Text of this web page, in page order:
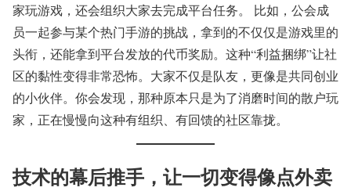
家玩游戏，还会组织大家去完成平台任务。 比如，公会成
员一起参与某个热门手游的挑战，拿到的不仅仅是游戏里的
头衔，还能拿到平台发放的代币奖励。这种“利益捆绑”让社
区的黏性变得非常恐怖。大家不仅是队友，更像是共同创业
的小伙伴。你会发现，那种原本只是为了消磨时间的散户玩
家，正在慢慢向这种有组织、有回馈的社区靠拢。
技术的幕后推手，让一切变得像点外卖